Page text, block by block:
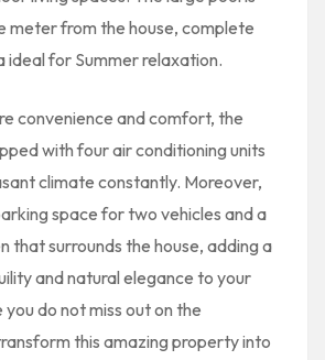
meter from the house, complete
ideal for Summer relaxation.
convenience and comfort, the
with four air conditioning units
climate constantly. Moreover,
space for two vehicles and a
that surrounds the house, adding a
and natural elegance to your
you do not miss out on the
this amazing property into